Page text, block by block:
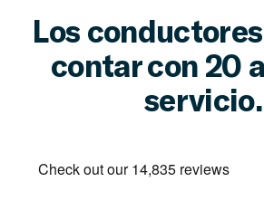
Los
contar con 20
servicio.